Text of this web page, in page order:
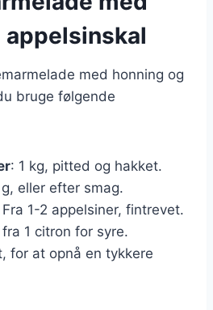
appelsinskal
med honning og
bruge følgende
: 1 kg, pitted og hakket.
eller efter smag.
Fra 1-2 appelsiner, fintrevet.
1 citron for syre.
for at opnå en tykkere